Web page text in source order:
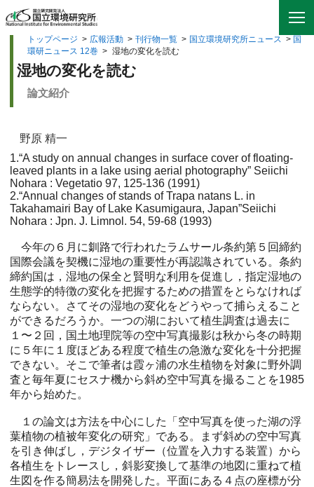
トップページ > 広報活動 > 刊行物一覧 > 国立環境研究所ニュース > 国
環研ニュース 12巻 > 湿地の変化を読む
湿地の変化を読む
論文紹介
野原 精一
1.“A study on annual changes in surface cover of floating-
leaved plants in a lake using aerial photography” Seiichi
Nohara : Vegetatio 97, 125-136 (1991)
2.“Annual changes of stands of Trapa natans L. in
Takahamairi Bay of Lake Kasumigaura, Japan”Seiichi
Nohara : Jpn. J. Limnol. 54, 59-68 (1993)
今年の６月に釧路で行われたラムサール条約第５回締約
国際会議を契機に湿地の重要性が再認識されている。条約
締約国は，湿地の保全と賢明な利用を促進し，指定湿地の
生態学的特徴の変化を把握するための措置をとらなければ
ならない。さてその湿地の変化をどうやって捕らえること
ができるだろうか。一つの湖において植生調査は過去に
１〜２回，国土地理院等の空中写真撮影は秋から冬の時期
に５年に１度ほどある程度で植生の急激な変化を十分把握
できない。そこで筆者は霞ヶ浦の水生植物を対象に野外調
査と毎年夏にセスナ機から斜め空中写真を撮ることを1985
年から始めた。
１の論文は方法を中心にした「空中写真を使った湖の浮
葉植物の植被年変化の研究」である。まず斜めの空中写真
を引き伸ばし，デジタイザー（位置を入力する装置）から
各植生をトレースし，斜影変換して基準の地図に重ねて植
生図を作る簡易法を開発した。平面にある４点の座標が分